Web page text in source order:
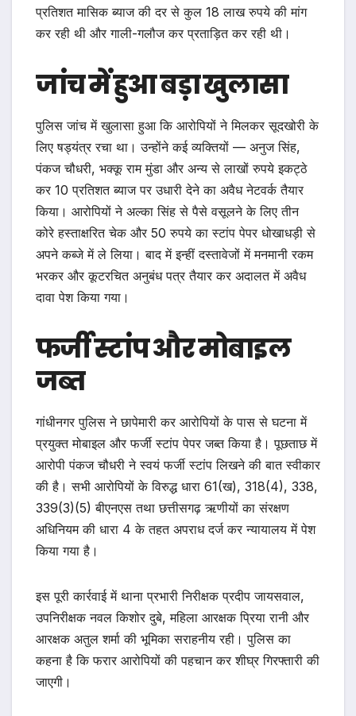
प्रतिशत मासिक ब्याज की दर से कुल 18 लाख रुपये की मांग
कर रही थी और गाली-गलौज कर प्रताड़ित कर रही थी।
जांच में हुआ बड़ा खुलासा
पुलिस जांच में खुलासा हुआ कि आरोपियों ने मिलकर सूदखोरी के
लिए षड्यंत्र रचा था। उन्होंने कई व्यक्तियों — अनुज सिंह,
पंकज चौधरी, भक्कू राम मुंडा और अन्य से लाखों रुपये इकट्ठे
कर 10 प्रतिशत ब्याज पर उधारी देने का अवैध नेटवर्क तैयार
किया। आरोपियों ने अल्का सिंह से पैसे वसूलने के लिए तीन
कोरे हस्ताक्षरित चेक और 50 रुपये का स्टांप पेपर धोखाधड़ी से
अपने कब्जे में ले लिया। बाद में इन्हीं दस्तावेजों में मनमानी रकम
भरकर और कूटरचित अनुबंध पत्र तैयार कर अदालत में अवैध
दावा पेश किया गया।
फर्जी स्टांप और मोबाइल
जब्त
गांधीनगर पुलिस ने छापेमारी कर आरोपियों के पास से घटना में
प्रयुक्त मोबाइल और फर्जी स्टांप पेपर जब्त किया है। पूछताछ में
आरोपी पंकज चौधरी ने स्वयं फर्जी स्टांप लिखने की बात स्वीकार
की है। सभी आरोपियों के विरुद्ध धारा 61(ख), 318(4), 338,
339(3)(5) बीएनएस तथा छत्तीसगढ़ ऋणीयों का संरक्षण
अधिनियम की धारा 4 के तहत अपराध दर्ज कर न्यायालय में पेश
किया गया है।
इस पूरी कार्रवाई में थाना प्रभारी निरीक्षक प्रदीप जायसवाल,
उपनिरीक्षक नवल किशोर दुबे, महिला आरक्षक प्रिया रानी और
आरक्षक अतुल शर्मा की भूमिका सराहनीय रही। पुलिस का
कहना है कि फरार आरोपियों की पहचान कर शीघ्र गिरफ्तारी की
जाएगी।